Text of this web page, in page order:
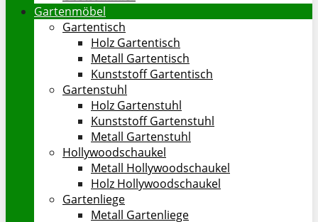
Gartenmöbel
Gartentisch
Holz Gartentisch
Metall Gartentisch
Kunststoff Gartentisch
Gartenstuhl
Holz Gartenstuhl
Kunststoff Gartenstuhl
Metall Gartenstuhl
Hollywoodschaukel
Metall Hollywoodschaukel
Holz Hollywoodschaukel
Gartenliege
Metall Gartenliege